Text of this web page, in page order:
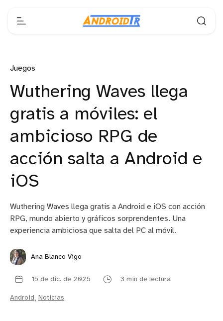
Juegos
Wuthering Waves llega
gratis a móviles: el
ambicioso RPG de
acción salta a Android e
iOS
Wuthering Waves llega gratis a Android e iOS con acción
RPG, mundo abierto y gráficos sorprendentes. Una
experiencia ambiciosa que salta del PC al móvil.
Ana Blanco Vigo
15 de dic. de 2025 3 min de lectura
Android, Noticias